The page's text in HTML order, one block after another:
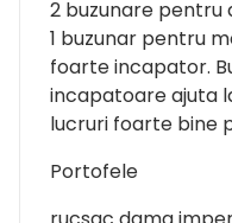
2 buzunare pentru
1 buzunar pentru
foarte incapator.
incapatoare ajuta
lucruri foarte bine
Portofele